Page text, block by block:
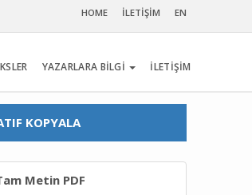
HOME İLETİŞİM EN
YAZARLARA BİLGİ İLETİŞİM
KOPYALA
Metin PDF